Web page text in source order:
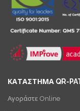
ΚΑΤΑΣΤΗΜΑ QR-
Αγοράστε Online